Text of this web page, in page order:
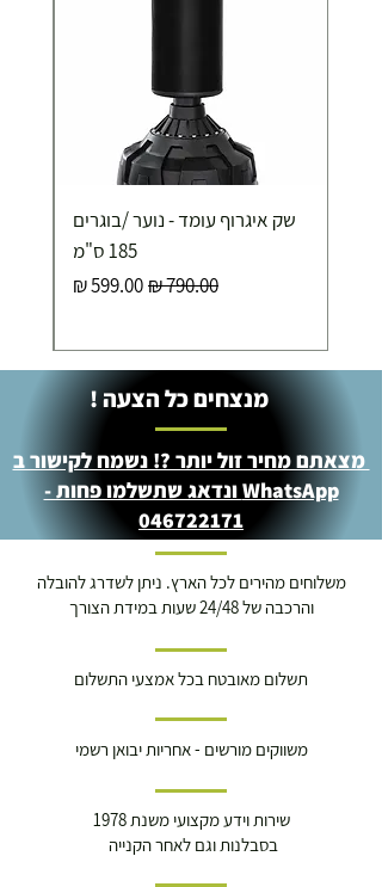
שק איגרוף עומד - נוער /בוגרים
185 ס"מ
מחיר רגילמחיר מבצע
מנצחים כל הצעה !
מצאתם מחיר זול יותר ?! נשמח לקישור ב
WhatsApp ונדאג שתשלמו פחות -
046722171
משלוחים מהירים לכל הארץ. ניתן לשדרג להובלה
והרכבה של 24/48 שעות במידת הצורך
תשלום מאובטח בכל אמצעי התשלום
משווקים מורשים - אחריות יבואן רשמי
שירות וידע מקצועי משנת 1978
בסבלנות וגם לאחר הקנייה